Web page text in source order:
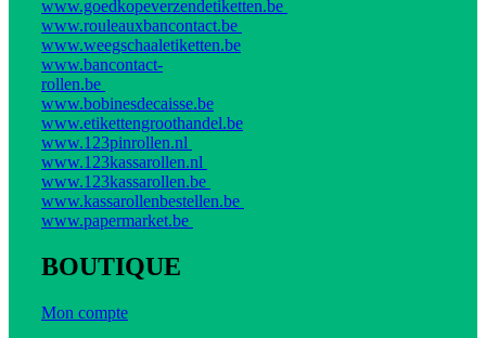
www.goedkopeverzendetiketten.be
www.rouleauxbancontact.be
www.weegschaaletiketten.be
www.bancontact-
rollen.be
www.bobinesdecaisse.be
www.etikettengroothandel.be
www.123pinrollen.nl
www.123kassarollen.nl
www.123kassarollen.be
www.kassarollenbestellen.be
www.papermarket.be
BOUTIQUE
Mon compte